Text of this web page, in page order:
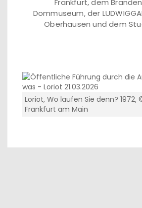
Frankfurt, dem
Dommuseum, der
Oberhausen und dem
Loriot, Wo laufen Sie denn? 1972,
Frankfurt am Main